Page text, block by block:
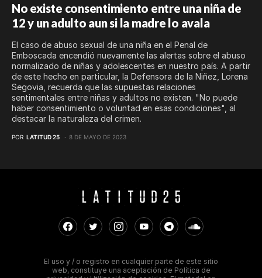
No existe consentimiento entre una niña de
12 y un adulto aun si la madre lo avala
El caso de abuso sexual de una niña en el Penal de
Emboscada encendió nuevamente las alertas sobre el abuso
normalizado de niñas y adolescentes en nuestro país. A partir
de este hecho en particular, la Defensora de la Niñez, Lorena
Segovia, recuerda que las supuestas relaciones
sentimentales entre niñas y adultos no existen. "No puede
haber consentimiento o voluntad en esas condiciones", al
destacar la naturaleza del crimen.
POR LATITUD 25 8 DE MAYO DE 2023
El uso y / o registro en cualquier parte de este sitio
web, constituye una aceptación de Política de